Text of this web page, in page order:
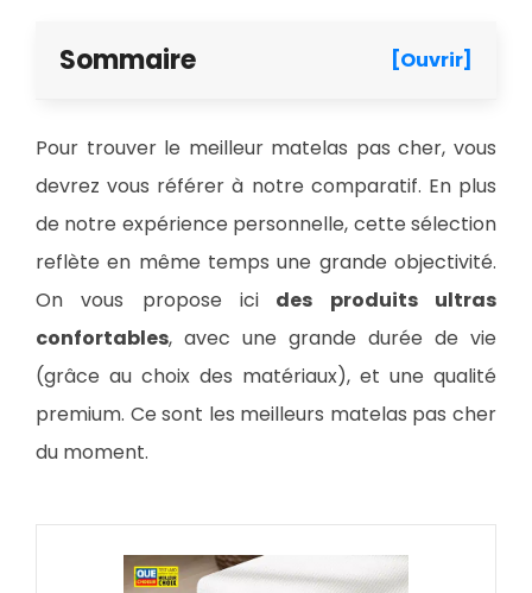
Sommaire [Ouvrir]
Pour trouver le meilleur matelas pas cher, vous
devrez vous référer à notre comparatif. En plus
de notre expérience personnelle, cette sélection
reflète en même temps une grande objectivité.
On vous propose ici des produits ultras
confortables, avec une grande durée de vie
(grâce au choix des matériaux), et une qualité
premium. Ce sont les meilleurs matelas pas cher
du moment.